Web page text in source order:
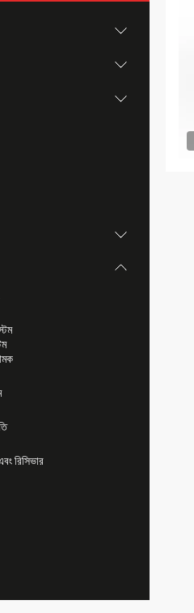
রিসিভার